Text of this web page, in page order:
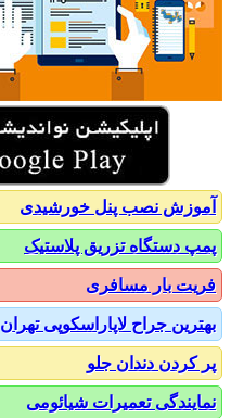
آموزش نصب پنل خورشیدی
پمپ دستگاه تزریق پلاستیک
فریت بار مسافری
بهترین جراح لاپاراسکوپی تهران
پر کردن دندان جلو
نمایندگی تعمیرات شیائومی